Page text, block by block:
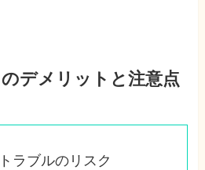
デメリットと注意点
ラブルのリスク